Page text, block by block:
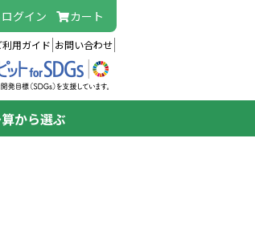
ログイン カート
利用ガイド お問い合わせ
から選ぶ